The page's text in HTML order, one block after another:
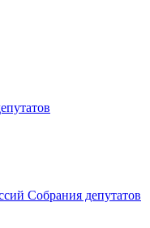
Собрания депутатов